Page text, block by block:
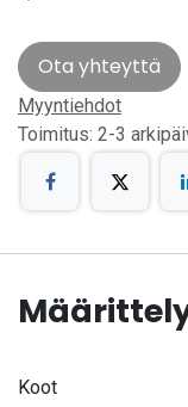
Ota yhteyttä
Myyntiehdot
Toimitus: 2-3
Koot